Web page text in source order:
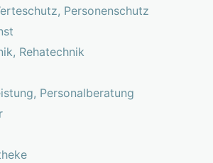
Personenschutz
Rehatechnik
Personalberatung